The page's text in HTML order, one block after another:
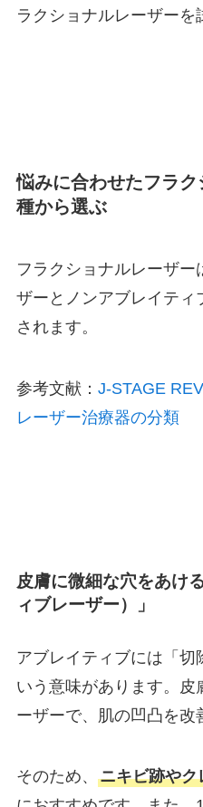
ラクショナルレーザーを
悩みに合わせたフラ
種から選ぶ
フラクショナルレーザ
ザーとノンアブレイティ
されます。
参考文献： J-STAGE
レーザー治療器の分類
皮膚に微細な穴をあけ
ィブレーザー）」
アブレイティブには「切
いう意味があります。皮
ーザーで、肌の凹凸を改
そのため、 ニキビ跡やク